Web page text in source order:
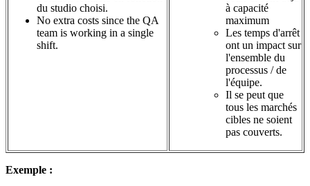
du studio choisi.
No extra costs since the QA
team is working in a single
shift.
à capacité
maximum
Les temps d'arrêt
ont un impact sur
l'ensemble du
processus / de
l'équipe.
Il se peut que
tous les marchés
cibles ne soient
pas couverts.
Exemple :